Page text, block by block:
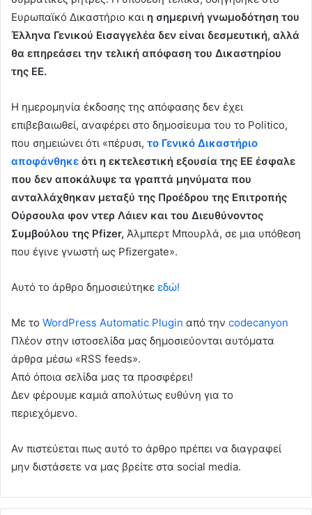
Ευρωπαϊκό Δικαστήριο και η σημερινή γνωμοδότηση του
Έλληνα Γενικού Εισαγγελέα δεν είναι δεσμευτική, αλλά
θα επηρεάσει την τελική απόφαση του Δικαστηρίου
της ΕΕ.
Η ημερομηνία έκδοσης της απόφασης δεν έχει
επιβεβαιωθεί, αναφέρει στο δημοσίευμα του το Politico,
που σημειώνει ότι «πέρυσι, το Γενικό Δικαστήριο
αποφάνθηκε ότι η εκτελεστική εξουσία της ΕΕ έσφαλε
που δεν αποκάλυψε τα γραπτά μηνύματα που
ανταλλάχθηκαν μεταξύ της Προέδρου της Επιτροπής
Ούρσουλα φον ντερ Λάιεν και του Διευθύνοντος
Συμβούλου της Pfizer, Άλμπερτ Μπουρλά, σε μια υπόθεση
που έγινε γνωστή ως Pfizergate».
Αυτό το άρθρο δημοσιεύτηκε εδώ!
Με το WordPress Automatic Plugin από την codecanyon
Πλέον στην ιστοσελίδα μας δημοσιεύονται αυτόματα
άρθρα μέσω «RSS feeds».
Από όποια σελίδα μας τα προσφέρει!
Δεν φέρουμε καμιά απολύτως ευθύνη για το
περιεχόμενο.
Αν πιστεύεται πως αυτό το άρθρο πρέπει να διαγραφεί
μην διστάσετε να μας βρείτε στα social media.